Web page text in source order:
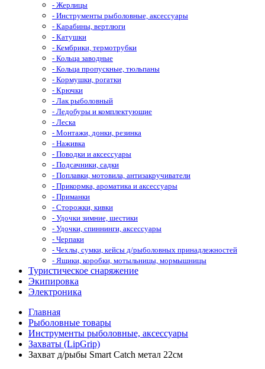
- Жерлицы
- Инструменты рыболовные, аксессуары
- Карабины, вертлюги
- Катушки
- Кембрики, термотрубки
- Кольца заводные
- Кольца пропускные, тюльпаны
- Кормушки, рогатки
- Крючки
- Лак рыболовный
- Ледобуры и комплектующие
- Леска
- Монтажи, донки, резинка
- Наживка
- Поводки и аксессуары
- Подсачники, садки
- Поплавки, мотовила, антизакручиватели
- Прикормка, ароматика и аксессуары
- Приманки
- Сторожки, кивки
- Удочки зимние, шестики
- Удочки, спиннинги, аксессуары
- Черпаки
- Чехлы, сумки, кейсы д/рыболовных принадлежностей
- Ящики, коробки, мотыльницы, мормышницы
Туристическое снаряжение
Экипировка
Электроника
Главная
Рыболовные товары
Инструменты рыболовные, аксессуары
Захваты (LipGrip)
Захват д/рыбы Smart Catch метал 22см